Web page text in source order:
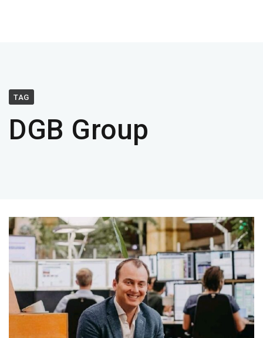
TAG
DGB Group